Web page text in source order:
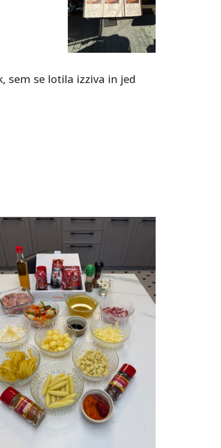
sem se lotila izziva in jed